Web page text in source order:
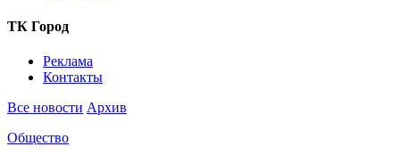
ТК Город
Реклама
Контакты
Все новости Архив
Общество